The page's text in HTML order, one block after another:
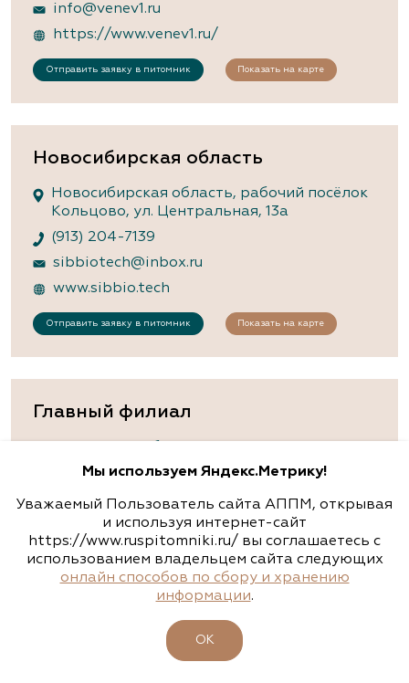
info@venev1.ru
https://www.venev1.ru/
Отправить заявку в питомник Показать на карте
Новосибирская область
Новосибирская область, рабочий посёлок
Кольцово, ул. Центральная, 13а
(913) 204-7139
sibbiotech@inbox.ru
www.sibbio.tech
Отправить заявку в питомник Показать на карте
Главный филиал
Подмосковная , д.22б
info@rassadacvetov.ru
rassadacvetov.ru
Отправить заявку в питомник
Московская область, Бронницы
Мы используем Яндекс.Метрику!
Уважаемый Пользователь сайта АППМ, открывая
и используя интернет-сайт
https://www.ruspitomniki.ru/ вы соглашаетесь с
использованием владельцем сайта следующих
онлайн способов по сбору и хранению
информации.
ОК